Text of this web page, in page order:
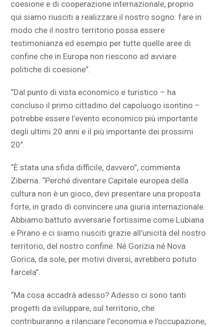
coesione e di cooperazione internazionale, proprio
qui siamo riusciti a realizzare il nostro sogno: fare in
modo che il nostro territorio possa essere
testimonianza ed esempio per tutte quelle aree di
confine che in Europa non riescono ad avviare
politiche di coesione”.
“Dal punto di vista economico e turistico – ha
concluso il primo cittadino del capoluogo isontino –
potrebbe essere l’evento economico più importante
degli ultimi 20 anni e il più importante dei prossimi
20″.
“È stata una sfida difficile, davvero”, commenta
Ziberna. “Perché diventare Capitale europea della
cultura non è un gioco, devi presentare una proposta
forte, in grado di convincere una giuria internazionale.
Abbiamo battuto avversarie fortissime come Lubiana
e Pirano e ci siamo riusciti grazie all’unicità del nostro
territorio, del nostro confine. Né Gorizia né Nova
Gorica, da sole, per motivi diversi, avrebbero potuto
farcela”.
“Ma cosa accadrà adesso? Adesso ci sono tanti
progetti da sviluppare, sul territorio, che
contribuiranno a rilanciare l’economia e l’occupazione,